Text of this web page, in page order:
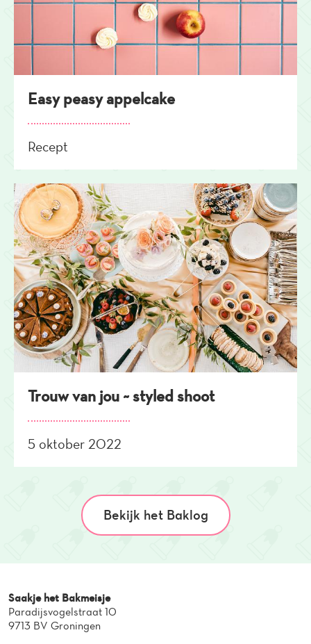
Easy peasy appelcake
Recept
Trouw van jou ~ styled shoot
5 oktober 2022
Bekijk het Baklog
Saakje het Bakmeisje
Paradijsvogelstraat 10
9713 BV Groningen